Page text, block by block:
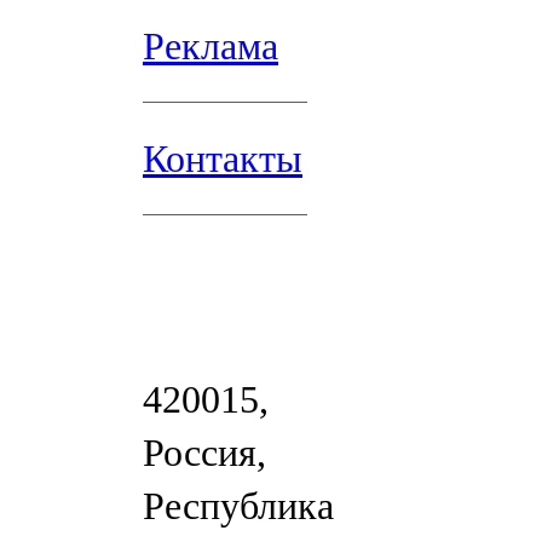
Реклама
Контакты
420015,
Россия,
Республика